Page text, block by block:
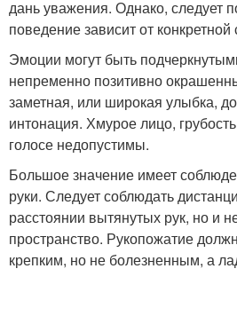
дань уважения. Однако, следует
поведение зависит от конкретной
Эмоции могут быть
непременно позитивно
заметная, или широкая улыбка,
интонация. Хмурое лицо,
голосе недопустимы.
Большое значение имеет
руки. Следует соблюдать
расстоянии вытянутых рук, но и
пространство. Рукопожатие
крепким, но не болезненным, а